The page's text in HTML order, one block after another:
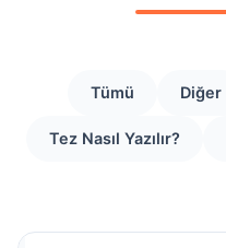
Tümü Diğer
Tez Nasıl Yazılır?